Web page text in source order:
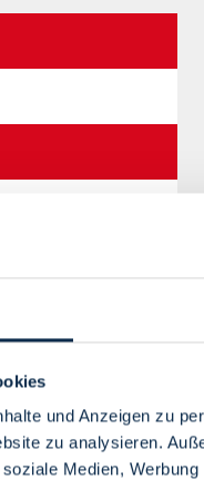
und Anzeigen zu
zu analysieren.
Medien,